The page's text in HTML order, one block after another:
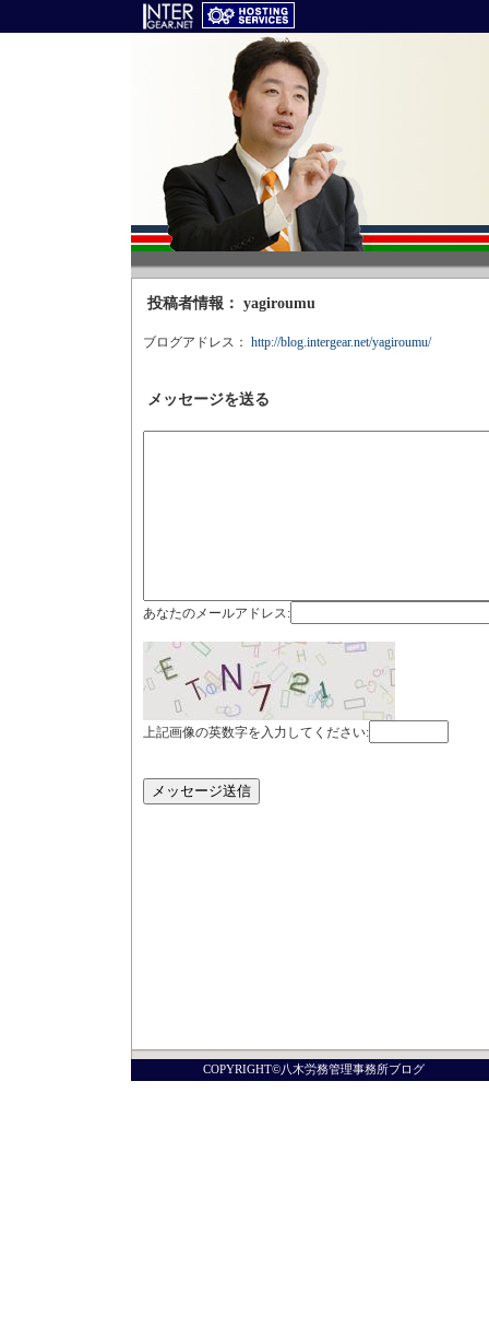
投稿者情報： yagiroumu
ブログアドレス： http://blog.intergear.net/yagiroumu/
メッセージを送る
あなたのメールアドレス:
上記画像の英数字を入力してください:
COPYRIGHT©八木労務管理事務所ブログ